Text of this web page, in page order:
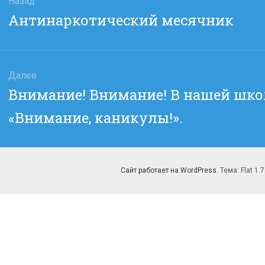
Предыдущая
Антинаркотический месячник
Далее
Следующая
Внимание! Внимание! В нашей
«Внимание, каникулы!».
Сайт работает на WordPress. Тема: Flat